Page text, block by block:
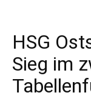
HSG
Sieg im